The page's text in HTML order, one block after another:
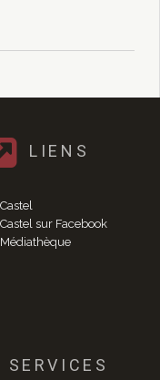
LIENS
Castel sur Facebook
Médiathèque
SERVICES